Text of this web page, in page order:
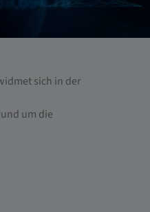
sich in der
um die